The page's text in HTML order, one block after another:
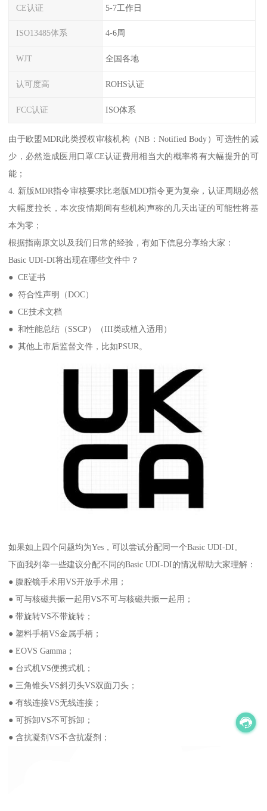
CE认证 5-7工作日
ISO13485体系 4-6周
WJT 全国各地
认可度高 ROHS认证
FCC认证 ISO体系
由于欧盟MDR此类授权审核机构（NB：Notified Body）可选性的减
少，必然造成医用口罩CE认证费用相当大的概率将有大幅提升的可
能；
4. 新版MDR指令审核要求比老版MDD指令更为复杂，认证周期必然
大幅度拉长，本次疫情期间有些机构声称的几天出证的可能性将基
本为零；
根据指南原文以及我们日常的经验，有如下信息分享给大家：
Basic UDI-DI将出现在哪些文件中？
● CE证书
● 符合性声明（DOC）
● CE技术文档
● 和性能总结（SSCP）（III类或植入适用）
● 其他上市后监督文件，比如PSUR。
如果如上四个问题均为Yes，可以尝试分配同一个Basic UDI-DI。
下面我列举一些建议分配不同的Basic UDI-DI的情况帮助大家理解：
● 腹腔镜手术用VS开放手术用；
● 可与核磁共振一起用VS不可与核磁共振一起用；
● 带旋转VS不带旋转；
● 塑料手柄VS金属手柄；
● EOVS Gamma；
● 台式机VS便携式机；
● 三角锥头VS斜刃头VS双面刀头；
● 有线连接VS无线连接；
● 可拆卸VS不可拆卸；
● 含抗凝剂VS不含抗凝剂；